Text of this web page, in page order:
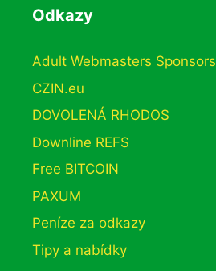
Odkazy
Adult Webmasters Sponsors
CZIN.eu
DOVOLENÁ RHODOS
Downline REFS
Free BITCOIN
PAXUM
Peníze za odkazy
Tipy a nabídky